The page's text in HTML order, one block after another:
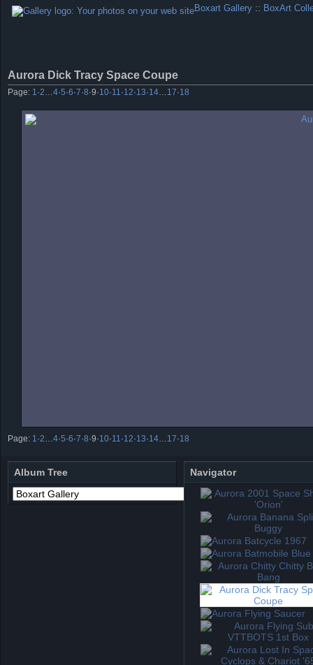
Boxart Gallery :: BoxArt
Aurora Dick Tracy Space Coupe
Page: 1 ·2 4·5·6·7·8·9·10·11 ·12·13·14 17·18
Page: 1 ·2 4·5·6·7·8·9·10·11 ·12·13·14 17·18
Album Tree Navigator